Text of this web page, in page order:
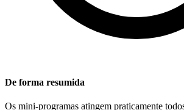
De forma resumida
Os mini-programas atingem praticamente